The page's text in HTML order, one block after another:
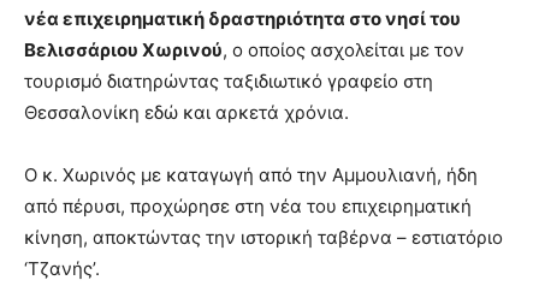
νέα επιχειρηματική δραστηριότητα στο νησί του
Βελισσάριου Χωρινού, ο οποίος ασχολείται με τον
τουρισμό διατηρώντας ταξιδιωτικό γραφείο στη
Θεσσαλονίκη εδώ και αρκετά χρόνια.
Ο κ. Χωρινός με καταγωγή από την Αμμουλιανή, ήδη
από πέρυσι, προχώρησε στη νέα του επιχειρηματική
κίνηση, αποκτώντας την ιστορική ταβέρνα – εστιατόριο
‘Τζανής’.